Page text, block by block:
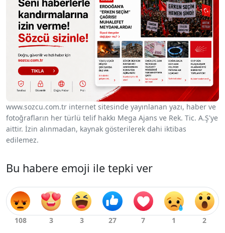
www.sozcu.com.tr internet sitesinde yayınlanan yazı, haber ve
fotoğrafların her türlü telif hakkı Mega Ajans ve Rek. Tic. A.Ş'ye
aittir. İzin alınmadan, kaynak gösterilerek dahi iktibas
edilemez.
Bu habere emoji ile tepki ver